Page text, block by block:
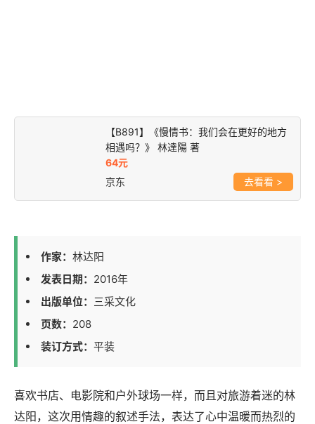
【B891】《慢情书：我们会在更好的地方
相遇吗？》 林達陽 著
64元
京东
>
作家： 林达阳
发表日期： 2016年
出版单位： 三采文化
页数： 208
装订方式： 平装
喜欢书店、电影院和户外球场一样，而且对旅游着迷的林
达阳，这次用情趣的叙述手法，表达了心中温暖而热烈的